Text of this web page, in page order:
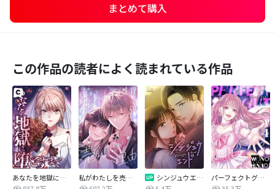
まとめて購入
この作品の読者によく読まれている作品
あなたを地獄に堕とすまで
私がわたしを売る理由
シンジュウエンド【タテヨミ】
パーフェクトグリッター